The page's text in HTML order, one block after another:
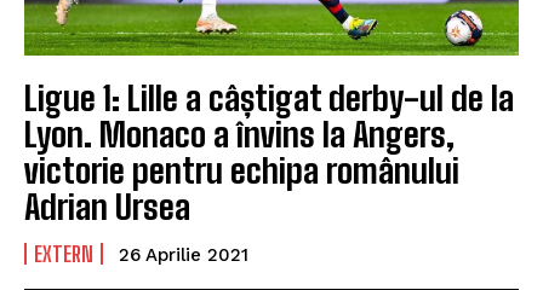
Ligue 1: Lille a câștigat derby-ul de la
Lyon. Monaco a învins la Angers,
victorie pentru echipa românului
Adrian Ursea
EXTERN 26 Aprilie 2021